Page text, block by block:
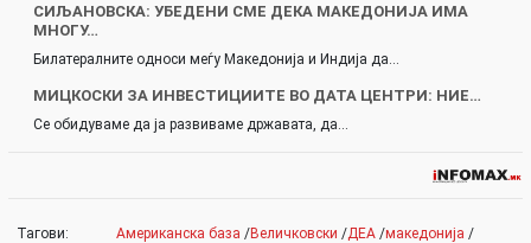
СИЉАНОВСКА: УБЕДЕНИ СМЕ ДЕКА МАКЕДОНИЈА ИМА
МНОГУ…
Билатералните односи меѓу Македонија и Индија да…
МИЦКОСКИ ЗА ИНВЕСТИЦИИТЕ ВО ДАТА ЦЕНТРИ: НИЕ…
Се обидуваме да ја развиваме државата, да…
Тагови: Американска база /Величковски /ДЕА /македонија /